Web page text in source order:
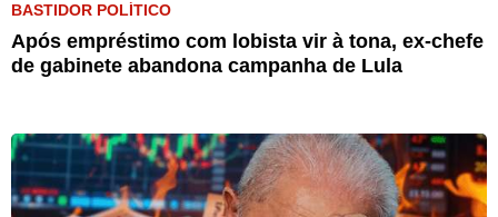
BASTIDOR POLÍTICO
Após empréstimo com lobista vir à tona, ex-chefe
de gabinete abandona campanha de Lula